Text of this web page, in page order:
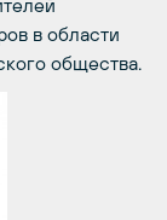
в области
общества.